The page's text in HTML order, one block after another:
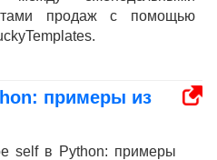
o
n
продаж с помощью
примеры из
self в Python: примеры